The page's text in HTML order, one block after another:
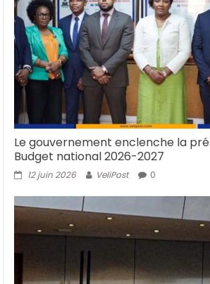
Le gouvernement enclenche la
Budget national 2026-2027
12 juin 2026 VeliPost 0